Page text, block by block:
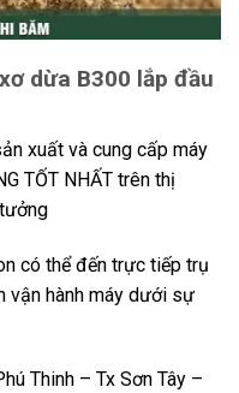
dừa B300 lắp đầu
xuất và cung cấp máy
TỐT NHẤT trên thị
có thể đến trực tiếp trụ
vận hành máy dưới sự
Thinh – Tx Sơn Tây –